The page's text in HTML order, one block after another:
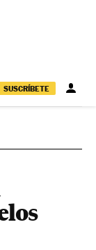
SUSCRÍBETE